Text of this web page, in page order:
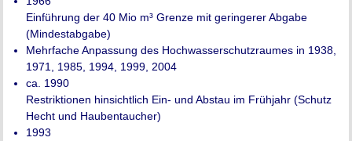
Einführung der 40 Mio m³ Grenze mit geringerer Abgabe
(Mindestabgabe)
Mehrfache Anpassung des Hochwasserschutzraumes in 1938,
1971, 1985, 1994, 1999, 2004
ca. 1990
Restriktionen hinsichtlich Ein- und Abstau im Frühjahr (Schutz
Hecht und Haubentaucher)
1993